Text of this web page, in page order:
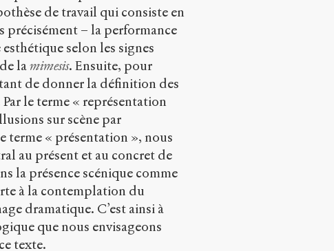
de travail qui consiste en
– la performance
selon les signes
lamimesis. Ensuite, pour
de donner la définition des
le terme « représentation
sur scène par
terme « présentation », nous
au présent et au concret de
la présence scénique comme
à la contemplation du
dramatique. C’est ainsi à
que nous envisageons
texte.